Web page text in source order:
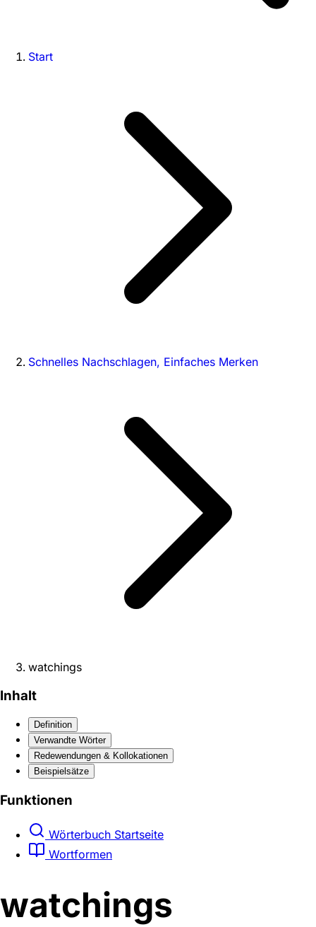
Start
Schnelles Nachschlagen, Einfaches Merken
watchings
Inhalt
Definition
Verwandte Wörter
Redewendungen & Kollokationen
Beispielsätze
Funktionen
Wörterbuch Startseite
Wortformen
watchings